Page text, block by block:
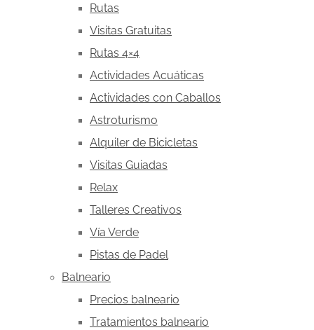
Rutas
Visitas Gratuitas
Rutas 4×4
Actividades Acuáticas
Actividades con Caballos
Astroturismo
Alquiler de Bicicletas
Visitas Guiadas
Relax
Talleres Creativos
Vía Verde
Pistas de Padel
Balneario
Precios balneario
Tratamientos balneario